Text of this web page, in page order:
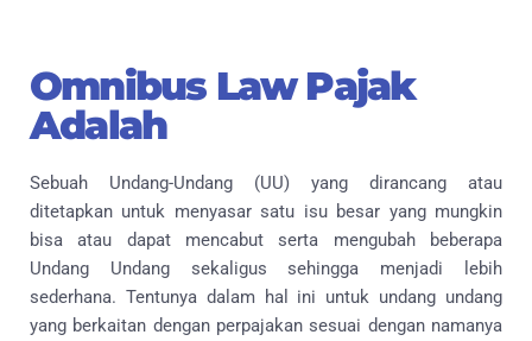
Omnibus Law Pajak
Adalah
Sebuah Undang-Undang (UU) yang dirancang atau
ditetapkan untuk menyasar satu isu besar yang mungkin
bisa atau dapat mencabut serta mengubah beberapa
Undang Undang sekaligus sehingga menjadi lebih
sederhana. Tentunya dalam hal ini untuk undang undang
yang berkaitan dengan perpajakan sesuai dengan namanya